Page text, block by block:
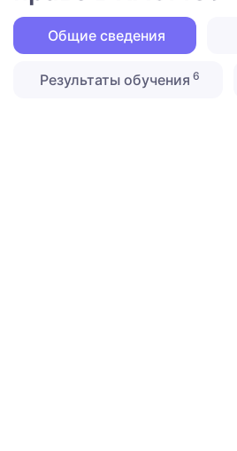
Общие сведения
Результаты обучения 6